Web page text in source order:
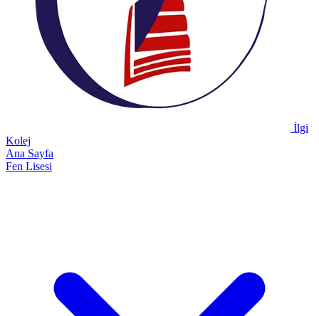
İlgi
Kolej
Ana Sayfa
Fen Lisesi